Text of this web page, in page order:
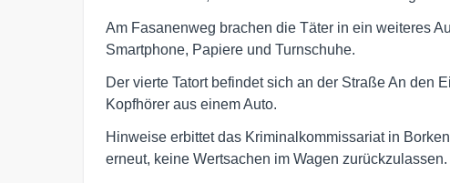
Am Fasanenweg brachen die Täter in ein weiteres
Smartphone, Papiere und Turnschuhe.
Der vierte Tatort befindet sich an der Straße An den
Kopfhörer aus einem Auto.
Hinweise erbittet das Kriminalkommissariat in
erneut, keine Wertsachen im Wagen zurückzulassen.